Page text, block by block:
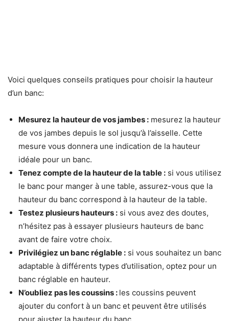
Voici quelques conseils pratiques pour choisir la hauteur
d’un banc:
Mesurez la hauteur de vos jambes : mesurez la hauteur
de vos jambes depuis le sol jusqu’à l’aisselle. Cette
mesure vous donnera une indication de la hauteur
idéale pour un banc.
Tenez compte de la hauteur de la table : si vous utilisez
le banc pour manger à une table, assurez-vous que la
hauteur du banc correspond à la hauteur de la table.
Testez plusieurs hauteurs : si vous avez des doutes,
n’hésitez pas à essayer plusieurs hauteurs de banc
avant de faire votre choix.
Privilégiez un banc réglable : si vous souhaitez un banc
adaptable à différents types d’utilisation, optez pour un
banc réglable en hauteur.
N’oubliez pas les coussins : les coussins peuvent
ajouter du confort à un banc et peuvent être utilisés